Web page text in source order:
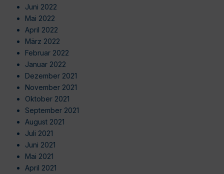
Juni 2022
Mai 2022
April 2022
März 2022
Februar 2022
Januar 2022
Dezember 2021
November 2021
Oktober 2021
September 2021
August 2021
Juli 2021
Juni 2021
Mai 2021
April 2021